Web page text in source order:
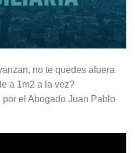
no te quedes afuera
a 1m2 a la vez?
el Abogado Juan Pablo